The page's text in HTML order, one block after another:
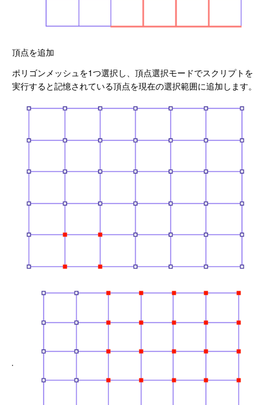
頂点を追加
ポリゴンメッシュを1つ選択し、頂点選択モードでスクリプトを
実行すると記憶されている頂点を現在の選択範囲に追加します。